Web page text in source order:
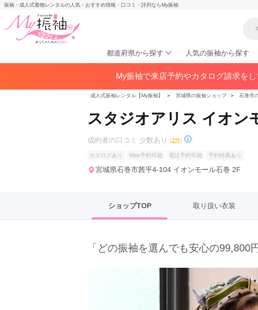
振袖・成人式着物レンタルの人気・おすすめ情報・口コミ・評判ならMy振袖
都道府県から探す
北海道／東北
北海道(141) 青森県(41)
岩手県(30)
福島県(60)
中部
愛知県(285)
静岡県(148)
岐阜県(85)
三重県(76)
長野県(80)
和歌山県(36)
徳島県(23)
愛媛県(51)
人気の振袖から探す
My振袖で来店予約やカタログ請求を
成人式振袖レンタル【My振袖】 ＞ 宮城県の振袖ショップ ＞ 石巻市
スタジオアリス イオン
成約者の口コミ 少数あり (2件)
カタログあり Web予約可能 電話予約可能 予約特典あり
宮城県石巻市茜平4-104 イオンモール石巻 2F
ショップTOP 取り扱い衣装
「どの振袖を選んでも安心の99,800